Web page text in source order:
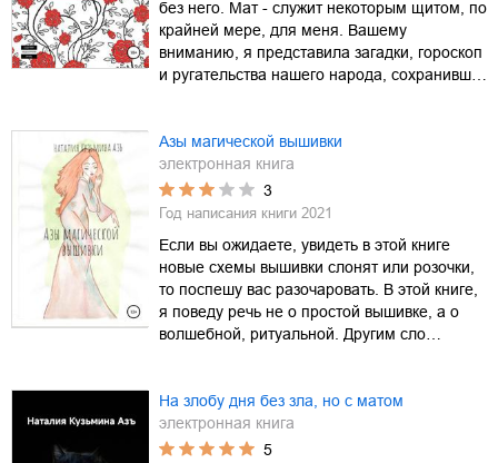
без него. Мат - служит некоторым щитом, по
крайней мере, для меня. Вашему
вниманию, я представила загадки, гороскоп
и ругательства нашего народа, сохранивш…
Азы магической вышивки
электронная книга
3
Год написания книги 2021
Если вы ожидаете, увидеть в этой книге
новые схемы вышивки слонят или розочки,
то поспешу вас разочаровать. В этой книге,
я поведу речь не о простой вышивке, а о
волшебной, ритуальной. Другим сло…
На злобу дня без зла, но с матом
электронная книга
5